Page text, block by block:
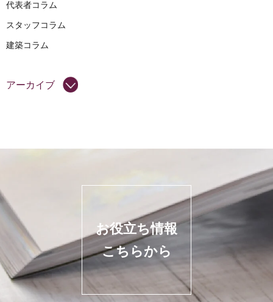
代表者コラム
スタッフコラム
建築コラム
アーカイブ
お役立ち情報
こちらから